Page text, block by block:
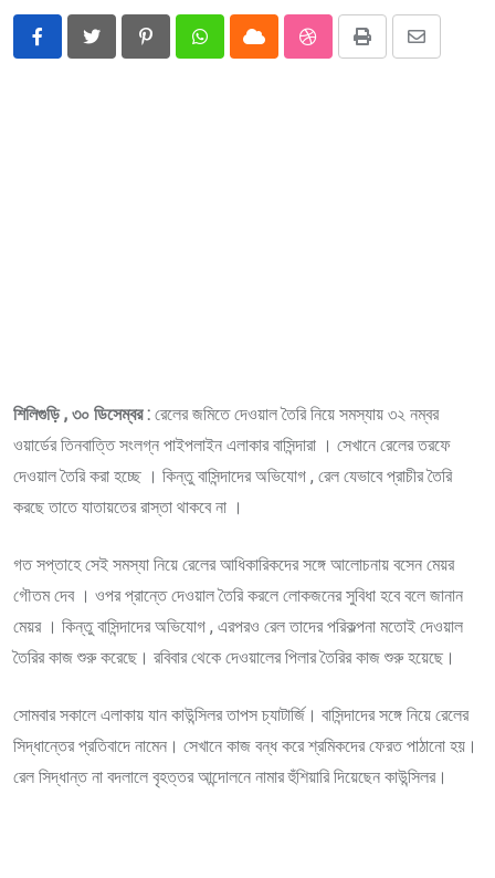
PinterestWhatsappCloud StumbleUpon
Print
Share
শিলিগুড়ি , ৩০ ডিসেম্বর : রেলের জমিতে দেওয়াল তৈরি নিয়ে সমস্যায় ৩২ নম্বর
ওয়ার্ডের তিনবাত্তি সংলগ্ন পাইপলাইন এলাকার বাসিন্দারা । সেখানে রেলের তরফে
দেওয়াল তৈরি করা হচ্ছে । কিন্তু বাসিন্দাদের অভিযোগ , রেল যেভাবে প্রাচীর তৈরি
করছে তাতে যাতায়তের রাস্তা থাকবে না ।
গত সপ্তাহে সেই সমস্যা নিয়ে রেলের আধিকারিকদের সঙ্গে আলোচনায় বসেন মেয়র
গৌতম দেব । ওপর প্রান্তে দেওয়াল তৈরি করলে লোকজনের সুবিধা হবে বলে জানান
মেয়র । কিন্তু বাসিন্দাদের অভিযোগ , এরপরও রেল তাদের পরিকল্পনা মতোই দেওয়াল
তৈরির কাজ শুরু করেছে। রবিবার থেকে দেওয়ালের পিলার তৈরির কাজ শুরু হয়েছে।
সোমবার সকালে এলাকায় যান কাউন্সিলর তাপস চ্যাটার্জি। বাসিন্দাদের সঙ্গে নিয়ে রেলের
সিদ্ধান্তের প্রতিবাদে নামেন। সেখানে কাজ বন্ধ করে শ্রমিকদের ফেরত পাঠানো হয়।
রেল সিদ্ধান্ত না বদলালে বৃহত্তর আন্দোলনে নামার হুঁশিয়ারি দিয়েছেন কাউন্সিলর।